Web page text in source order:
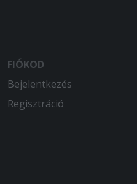
FIÓKOD
Bejelentkezés
Regisztráció